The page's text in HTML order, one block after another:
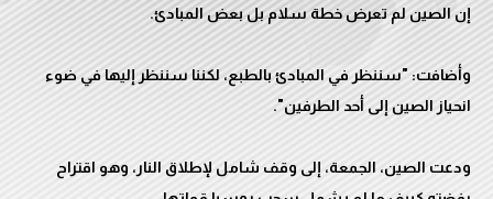
وأضافت: "سننظر في المبادئ بالطبع، لكننا سننظر إليها في ضوء
ودعت الصين، الجمعة، إلى وقف شامل لإطلاق النار، وهو اقتراح